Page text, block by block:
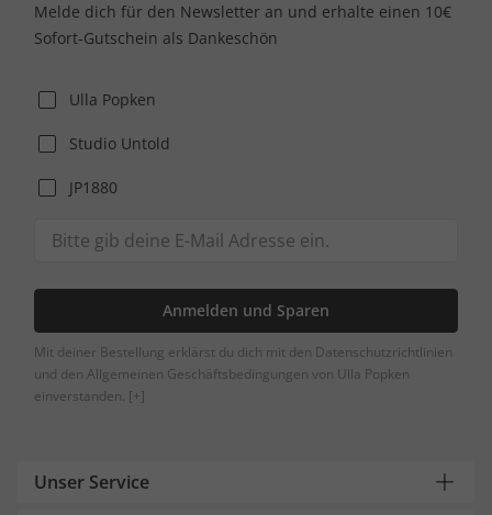
Melde dich für den Newsletter an und erhalte einen 10€
Sofort-Gutschein als Dankeschön
Ulla Popken
Studio Untold
JP1880
Anmelden und Sparen
Mit deiner Bestellung erklärst du dich mit den Datenschutzrichtlinien
und den Allgemeinen Geschäftsbedingungen von Ulla Popken
einverstanden. [+]
Unser Service